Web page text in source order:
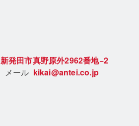
新発田市真野原外2962番地−2
メール kikai@antei.co.jp